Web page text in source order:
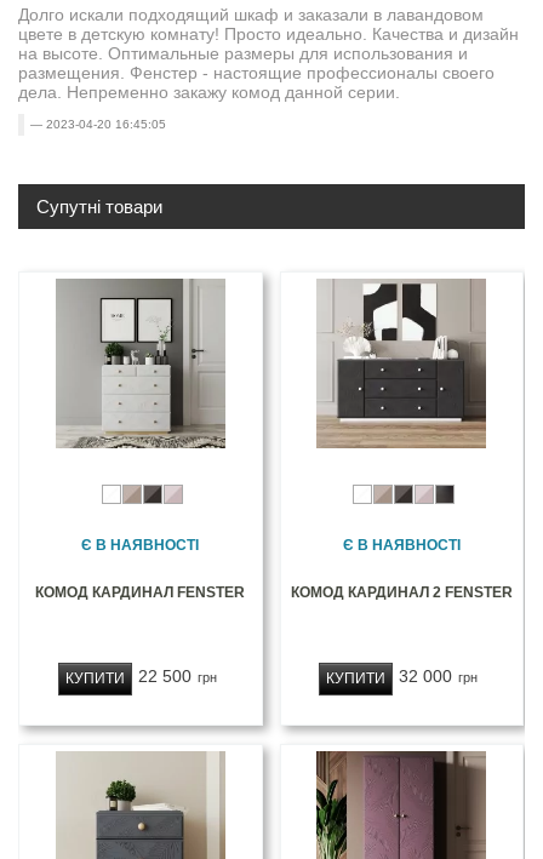
Долго искали подходящий шкаф и заказали в лавандовом
цвете в детскую комнату! Просто идеально. Качества и дизайн
на высоте. Оптимальные размеры для использования и
размещения. Фенстер - настоящие профессионалы своего
дела. Непременно закажу комод данной серии.
2023-04-20 16:45:05
Супутні товари
Є В НАЯВНОСТІ
КОМОД КАРДИНАЛ FENSTER
22 500 грн
КУПИТИ
Є В НАЯВНОСТІ
КОМОД КАРДИНАЛ 2 FENSTER
32 000 грн
КУПИТИ